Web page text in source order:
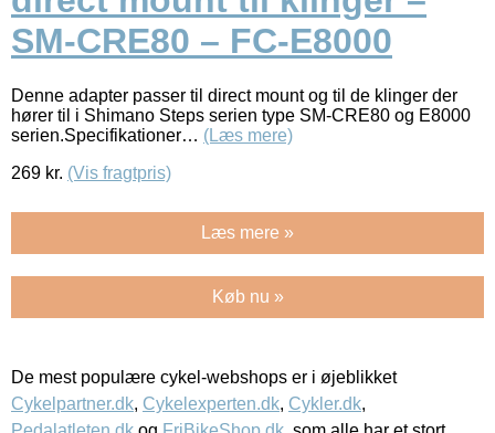
SM-CRE80 – FC-E8000
Denne adapter passer til direct mount og til de klinger der
hører til i Shimano Steps serien type SM-CRE80 og E8000
serien.Specifikationer… (Læs mere)
269 kr. (Vis fragtpris)
Læs mere »
Køb nu »
De mest populære cykel-webshops er i øjeblikket
Cykelpartner.dk, Cykelexperten.dk, Cykler.dk,